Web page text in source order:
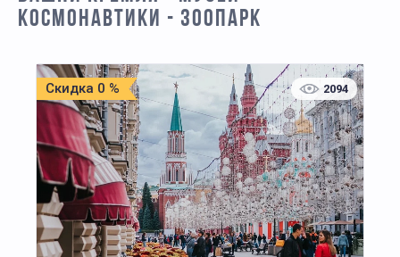
КОСМОНАВТИКИ - ЗООПАРК
Скидка 0 % 2094